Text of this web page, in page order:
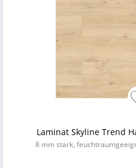
Laminat Skyline Trend
8 mm stark,